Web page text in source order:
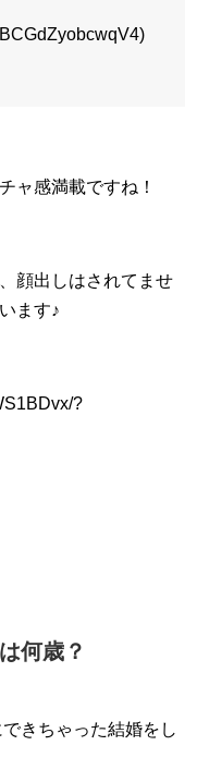
ャ感満載ですね！
顔出しはされてませ
ます♪
?
何歳？
きちゃった結婚をし